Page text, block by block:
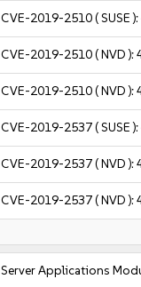
CVE-2019-2510( SUSE ):
CVE-2019-2510( NVD ):
CVE-2019-2510( NVD ):
CVE-2019-2537( SUSE ):
CVE-2019-2537( NVD ):
CVE-2019-2537( NVD ):
Server Applications